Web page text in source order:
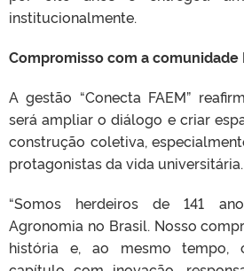
institucionalmente.
Compromisso com a comunidade
A gestão “Conecta FAEM”
será ampliar o diálogo e criar
construção coletiva,
protagonistas da vida universitária.
“Somos herdeiros de 141
Agronomia no Brasil. Nosso
história e, ao mesmo tempo,